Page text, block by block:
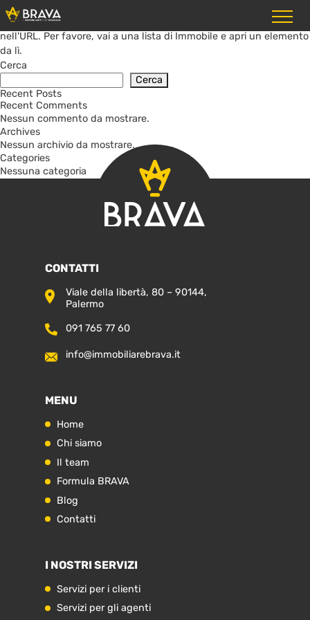
Chi siamo
Servizi per gli agenti
Hai aperto la pagina di dettaglio, ma non sappiamo quale
Immobile mostrarti perché non è presente alcun ID Immobile
nell'URL. Per favore, vai a una lista di Immobile e apri un elemento
da lì.
Cerca
Cerca
Recent Posts
Recent Comments
Nessun commento da mostrare.
Archives
Nessun archivio da mostrare.
Categories
Nessuna categoria
CONTATTI
Viale della libertà, 80 – 90144,
Palermo
091 765 77 60
info@immobiliarebrava.it
MENU
Home
Chi siamo
Il team
Formula BRAVA
Blog
Contatti
I NOSTRI SERVIZI
Servizi per i clienti
Servizi per gli agenti